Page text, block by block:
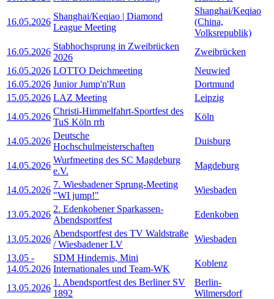
16.05.2026
Shanghai/Keqiao | Diamond
League Meeting
Shanghai/Keqiao
(China,
Volksrepublik)
16.05.2026
Stabhochsprung in Zweibrücken
2026
Zweibrücken
16.05.2026 LOTTO Deichmeeting
Neuwied
16.05.2026 Junior Jump'n'Run
Dortmund
15.05.2026 LAZ Meeting
Leipzig
14.05.2026
Christi-Himmelfahrt-Sportfest des
TuS Köln rrh
Köln
14.05.2026
Deutsche
Hochschulmeisterschaften
Duisburg
14.05.2026
Wurfmeeting des SC Magdeburg
e.V.
Magdeburg
14.05.2026
7. Wiesbadener Sprung-Meeting
"WI jump!"
Wiesbaden
13.05.2026
2. Edenkobener Sparkassen-
Abendsportfest
Edenkoben
13.05.2026
Abendsportfest des TV Waldstraße
/ Wiesbadener LV
Wiesbaden
13.05 -
14.05.2026
SDM Hindernis, Mini
Internationales und Team-WK
Koblenz
13.05.2026
1. Abendsportfest des Berliner SV
1892
Berlin-
Wilmersdorf